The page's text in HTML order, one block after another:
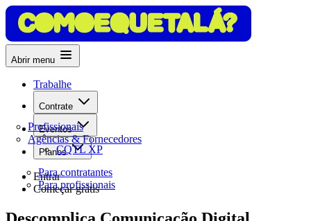
Abrir menu
Trabalhe
Contrate
Profissionais
Agências & Fornecedores
Eventos
CQTL XP
Planos
Para contratantes
Para profissionais
Entrar
Começar grátis